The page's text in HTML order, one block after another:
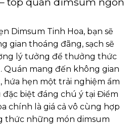
Dimsum Tinh Hoa, bạn sẽ
gian thoáng đãng, sạch sẽ
lý tưởng để thưởng thức
Quán mang đến không gian
hứa hẹn một trải nghiệm ẩm
biệt đáng chú ý tại Điểm
chính là giá cả vô cùng hợp
thức những món dimsum